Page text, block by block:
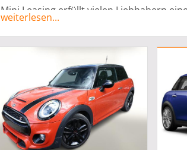
Mini Leasing erfüllt vielen Liebhabern
Dauerläufer überzeugte der Ur-Mini
ist wohl das unglaublichste
Hersteller BMC das erste Modell des
vier Erwachsene und war zugleich
Produktion des Ur-Mini eingestellt. Die
einer Neuauflage in die Neuzeit. Die
inzwischen unzählige Varianten und
Mini Leasing Liste können Sie sich jetzt
gerecht wird.
weiterlesen...